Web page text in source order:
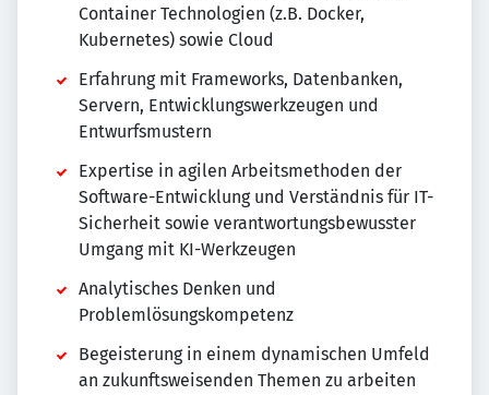
Container Technologien (z.B. Docker,
Kubernetes) sowie Cloud
Erfahrung mit Frameworks, Datenbanken,
Servern, Entwicklungswerkzeugen und
Entwurfsmustern
Expertise in agilen Arbeitsmethoden der
Software-Entwicklung und Verständnis für IT-
Sicherheit sowie verantwortungsbewusster
Umgang mit KI-Werkzeugen
Analytisches Denken und
Problemlösungskompetenz
Begeisterung in einem dynamischen Umfeld
an zukunftsweisenden Themen zu arbeiten